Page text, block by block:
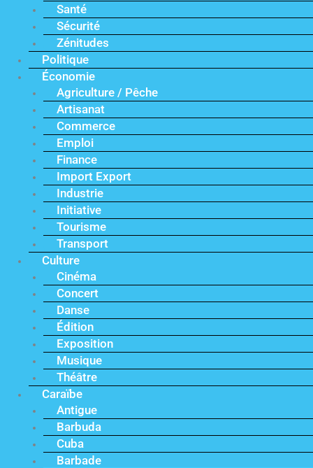
Santé
Sécurité
Zénitudes
Politique
Économie
Agriculture / Pêche
Artisanat
Commerce
Emploi
Finance
Import Export
Industrie
Initiative
Tourisme
Transport
Culture
Cinéma
Concert
Danse
Édition
Exposition
Musique
Théâtre
Caraïbe
Antigue
Barbuda
Cuba
Barbade